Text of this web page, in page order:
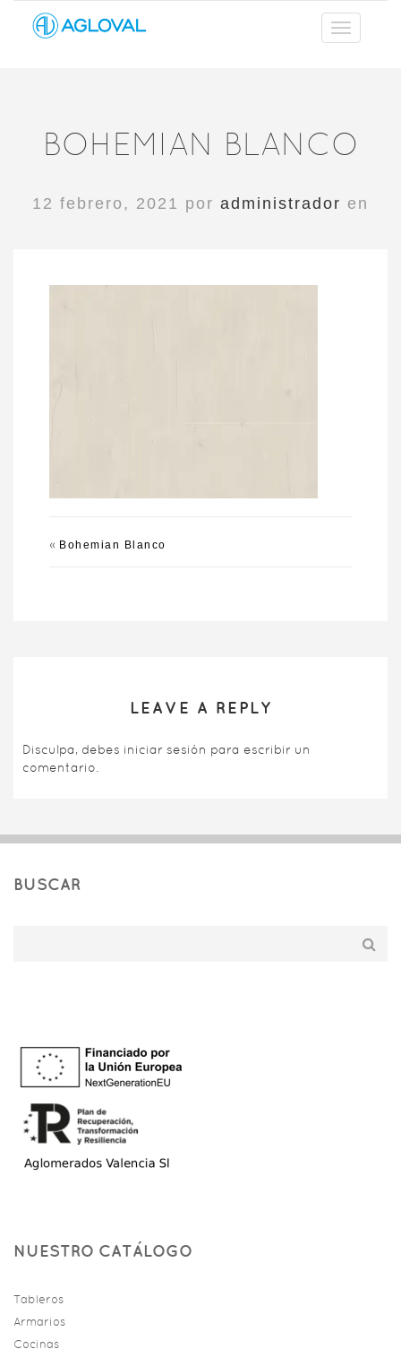
BOHEMIAN BLANCO
12 febrero, 2021 por administrador en
« Bohemian Blanco
LEAVE A REPLY
Disculpa, debes iniciar sesión para escribir un
comentario.
BUSCAR
NUESTRO CATÁLOGO
Tableros
Armarios
Cocinas